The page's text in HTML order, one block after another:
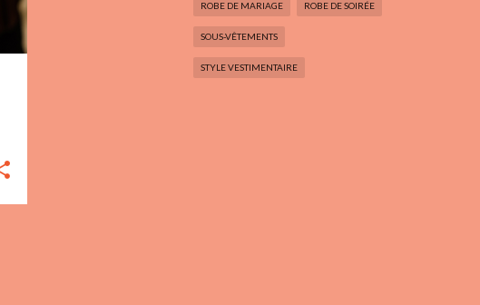
ROBE DE MARIAGE ROBE DE SOIRÉE
SOUS-VÊTEMENTS
STYLE VESTIMENTAIRE